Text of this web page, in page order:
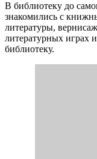
В библиотеку до
знакомились с
литературы,
литературных играх
библиотеку.